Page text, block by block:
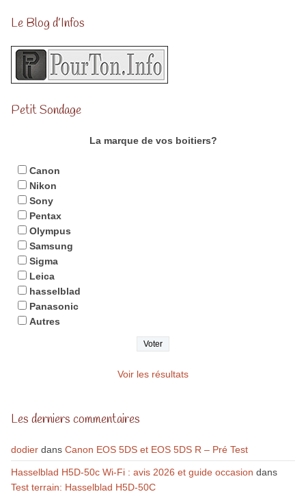
Le Blog d’Infos
Petit Sondage
La marque de vos boitiers?
Canon
Nikon
Sony
Pentax
Olympus
Samsung
Sigma
Leica
hasselblad
Panasonic
Autres
Voir les résultats
Les derniers commentaires
dodierdans Canon EOS 5DS et EOS 5DS R – Pré Test
Hasselblad H5D-50c Wi-Fi : avis 2026 et guide occasion dans
Test terrain: Hasselblad H5D-50C